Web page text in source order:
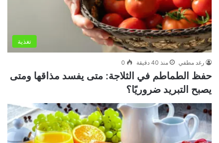
تغذية
رغد مطفي منذ 40 دقيقة 0
حفظ الطماطم في الثلاجة: متى يفسد مذاقها ومتى
يصبح التبريد ضروريًا؟